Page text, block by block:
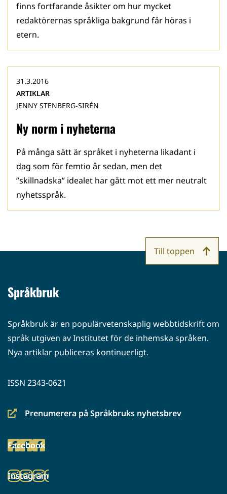
finns fortfarande åsikter om hur mycket
redaktörernas språkliga bakgrund får höras i
etern.
Ny norm i nyheterna
31.3.2016
ARTIKLAR
JENNY STENBERG-SIRÉN
På många sätt är språket i nyheterna likadant i
dag som för femtio år sedan, men det
”skillnadska” idealet har gått mot ett mer neutralt
nyhetsspråk.
Språkbruk
Språkbruk är en populärvetenskaplig webbtidskrift om
språk utgiven av Institutet för de inhemska språken.
Nya artiklar publiceras kontinuerligt.
ISSN 2343-0621
Prenumerera på Språkbruks nyhetsbrev
(siirryt
palveluun)
Facebook
(siirryt
palveluun)
Instagram
(siirryt
Till toppen